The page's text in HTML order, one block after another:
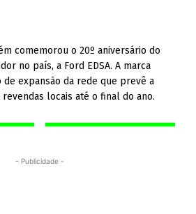
comemorou o 20º aniversário do
no país, a Ford EDSA. A marca
expansão da rede que prevê a
locais até o final do ano.
- Publicidade -